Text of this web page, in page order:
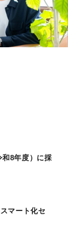
和8年度）に採
マート化セ